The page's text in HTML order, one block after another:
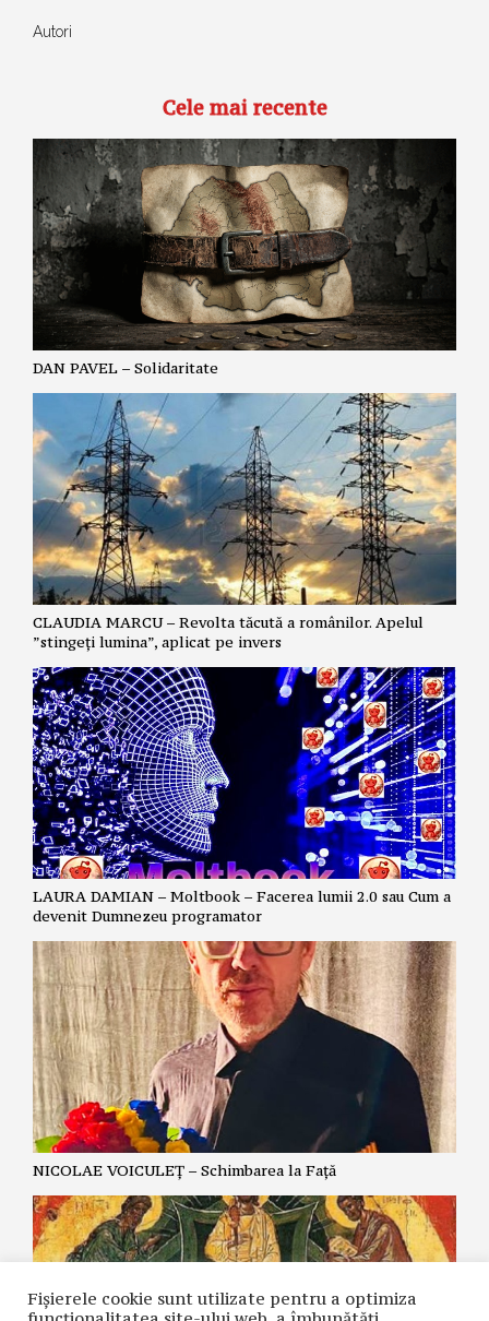
Autori
Cele mai recente
DAN PAVEL – Solidaritate
CLAUDIA MARCU – Revolta tăcută a românilor. Apelul
”stingeți lumina”, aplicat pe invers
LAURA DAMIAN – Moltbook – Facerea lumii 2.0 sau Cum a
devenit Dumnezeu programator
NICOLAE VOICULEȚ – Schimbarea la Față
Fișierele cookie sunt utilizate pentru a optimiza